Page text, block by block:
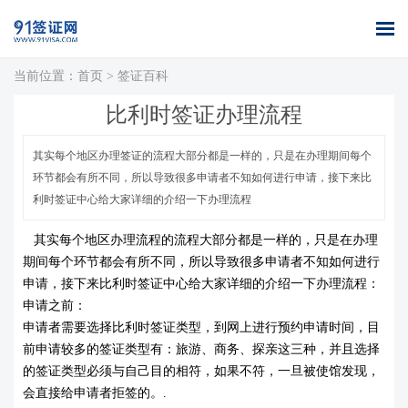
首页 全球签证
办理
签证案例
库
当前位置： 首页 > 签证百科
比利时签证办理流程
其实每个地区办理签证的流程大部分都是一样的，只是在办理期间每个
环节都会有所不同，所以导致很多申请者不知如何进行申请，接下来比
利时签证中心给大家详细的介绍一下办理流程
其实每个地区 办理流程的流程大部分都是一样的，只是在办理
期间每个环节都会有所不同，所以导致很多申请者不知如何进行
申请，接下来比利时签证中心给大家详细的介绍一下办理流程：
申请之前：
申请者需要选择比利时签证类型，到网上进行预约申请时间，目
前申请较多的签证类型有：旅游、商务、探亲这三种，并且选择
的签证类型必须与自己目的相符，如果不符，一旦被使馆发现，
会直接给申请者拒签的。.